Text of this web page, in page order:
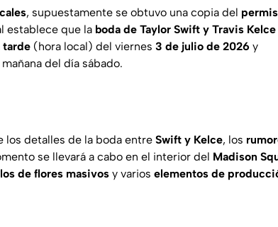
, supuestamente se obtuvo una copia del
establece que la boda de Taylor Swift y Travis Kelce
tarde (hora local) del viernes 3 de julio de 2026 y
del día sábado.
los detalles de la boda entre Swift y Kelce, los
se llevará a cabo en el interior del Madison
de flores masivos y varios elementos de